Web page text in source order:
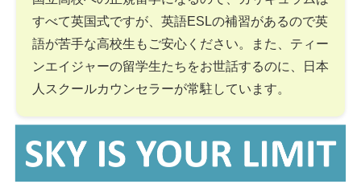
すべて英国式ですが、英語ESLの補習があるので英
語が苦手な高校生もご安心ください。また、ティー
ンエイジャーの留学生たちをお世話するのに、日本
人スクールカウンセラーが常駐しています。